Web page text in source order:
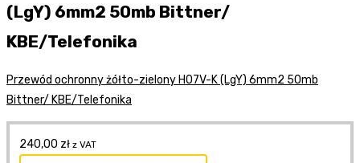
(LgY) 6mm2 50mb Bittner/
KBE/Telefonika
Przewód ochronny żółto-zielony H07V-K (LgY) 6mm2 50mb
Bittner/ KBE/Telefonika
240,00 zł z VAT